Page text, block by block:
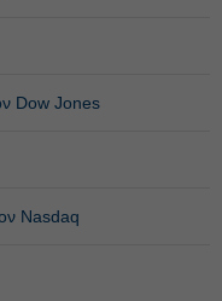
Dow Jones
Nasdaq